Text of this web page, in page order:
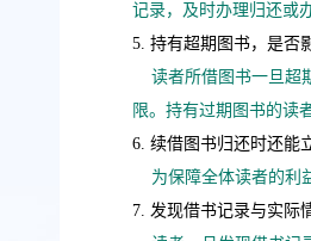
记录，及时办理归还或
5. 持有超期图书，是否
读者所借图书一旦超
限。持有过期图书的读
6. 续借图书归还时还
为保障全体读者的利
7. 发现借书记录与实